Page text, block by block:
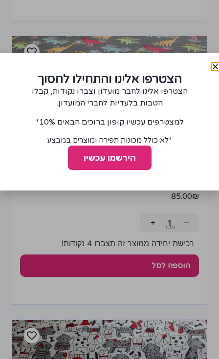
85.00₪
−
+
רכישת יחידה ממוצר זה תצברו 4 נקודות!
הוספה לסל
הצטרפו אלינו והתחילו לחסוך
הצטרפו אלינו לחבר מועדון וצברו נקודות, קבלו
הטבות בלעדיות לחברי המועדון.
למצטרפים עכשיו קופון ברוכים הבאים 10%*
*לא כולל מכונות תפירה ומוצרים במבצע
הירשמו עכשיו